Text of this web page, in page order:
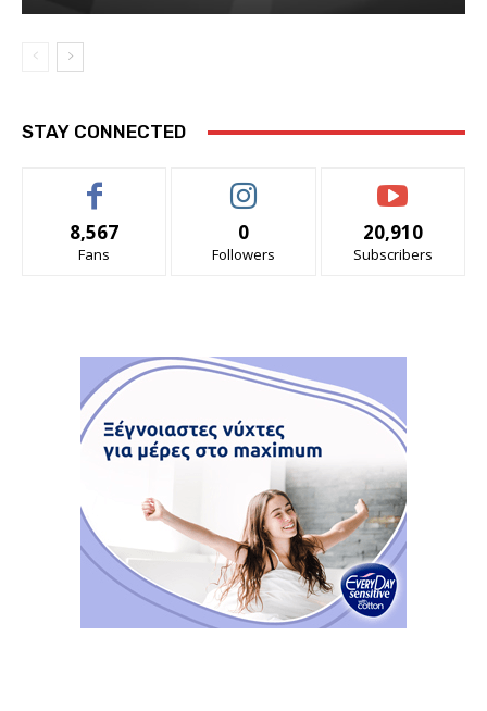
STAY CONNECTED
8,567
Fans
0
Followers
20,910
Subscribers